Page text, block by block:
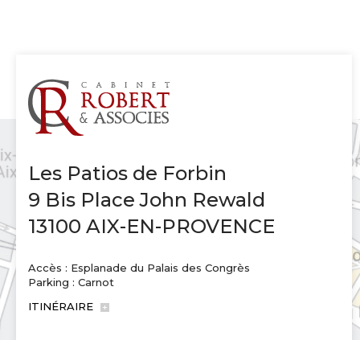
Les Patios de Forbin
9 Bis Place John Rewald
13100 AIX-EN-PROVENCE
Accès : Esplanade du Palais des Congrès
Parking : Carnot
ITINÉRAIRE